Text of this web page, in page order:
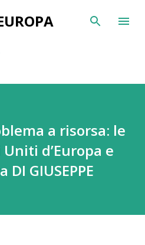
principali
a risorsa: le
d’Europa e
GIUSEPPE